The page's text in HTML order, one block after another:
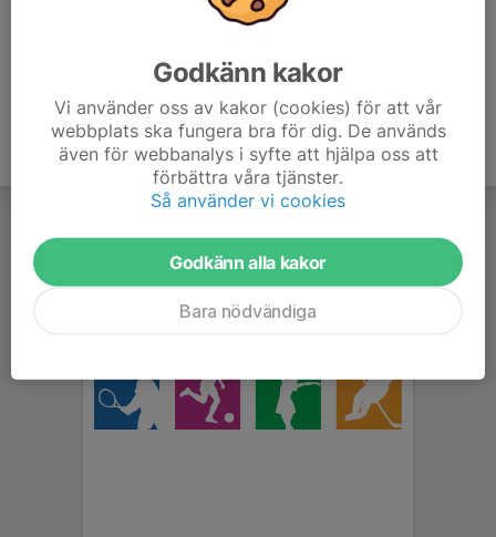
Godkänn kakor
Vi använder oss av kakor (cookies) för att vår
webbplats ska fungera bra för dig. De används
även för webbanalys i syfte att hjälpa oss att
förbättra våra tjänster.
Så använder vi cookies
Godkänn alla kakor
Bara nödvändiga